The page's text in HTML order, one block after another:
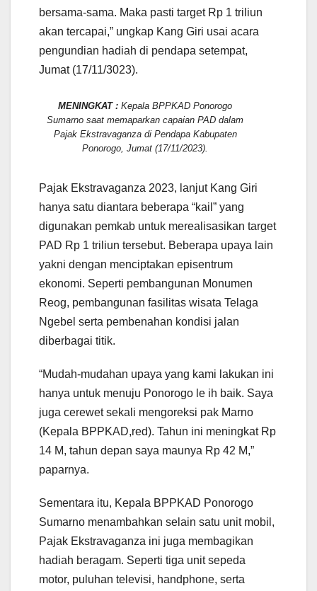
bersama-sama. Maka pasti target Rp 1 triliun
akan tercapai,” ungkap Kang Giri usai acara
pengundian hadiah di pendapa setempat,
Jumat (17/11/3023).
MENINGKAT : Kepala BPPKAD Ponorogo
Sumarno saat memaparkan capaian PAD dalam
Pajak Ekstravaganza di Pendapa Kabupaten
Ponorogo, Jumat (17/11/2023).
Pajak Ekstravaganza 2023, lanjut Kang Giri
hanya satu diantara beberapa “kail” yang
digunakan pemkab untuk merealisasikan target
PAD Rp 1 triliun tersebut. Beberapa upaya lain
yakni dengan menciptakan episentrum
ekonomi. Seperti pembangunan Monumen
Reog, pembangunan fasilitas wisata Telaga
Ngebel serta pembenahan kondisi jalan
diberbagai titik.
“Mudah-mudahan upaya yang kami lakukan ini
hanya untuk menuju Ponorogo le ih baik. Saya
juga cerewet sekali mengoreksi pak Marno
(Kepala BPPKAD,red). Tahun ini meningkat Rp
14 M, tahun depan saya maunya Rp 42 M,”
paparnya.
Sementara itu, Kepala BPPKAD Ponorogo
Sumarno menambahkan selain satu unit mobil,
Pajak Ekstravaganza ini juga membagikan
hadiah beragam. Seperti tiga unit sepeda
motor, puluhan televisi, handphone, serta